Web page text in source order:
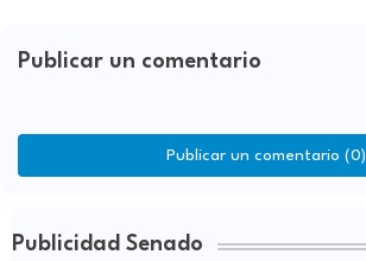
Publicar un comentario
Publicar un comentario (0)
Publicidad Senado